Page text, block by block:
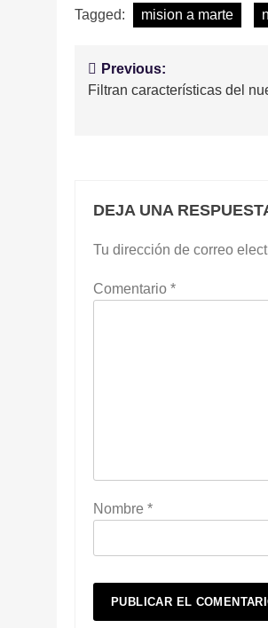
Tagged: mision a marte
Navegación
Previous:
Filtran características del
DEJA UNA
Tu dirección de correo
Comentario *
Nombre *